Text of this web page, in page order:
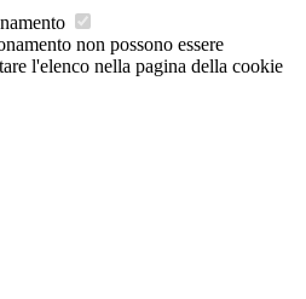
non possono essere
l'elenco nella pagina della cookie